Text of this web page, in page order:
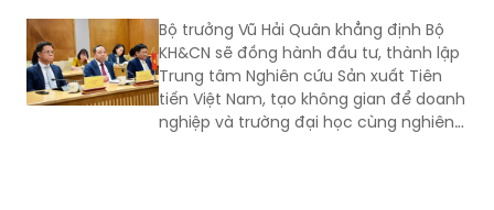
Bộ trưởng Vũ Hải Quân khẳng định Bộ
KH&CN sẽ đồng hành đầu tư, thành lập
Trung tâm Nghiên cứu Sản xuất Tiên
tiến Việt Nam, tạo không gian để doanh
nghiệp và trường đại học cùng nghiên